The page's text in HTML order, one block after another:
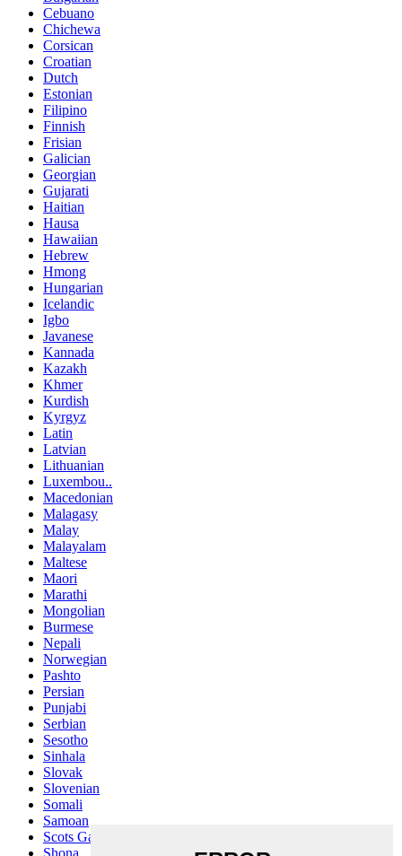
Cebuano
Chichewa
Corsican
Croatian
Dutch
Estonian
Filipino
Finnish
Frisian
Galician
Georgian
Gujarati
Haitian
Hausa
Hawaiian
Hebrew
Hmong
Hungarian
Icelandic
Igbo
Javanese
Kannada
Kazakh
Khmer
Kurdish
Kyrgyz
Latin
Latvian
Lithuanian
Luxembou..
Macedonian
Malagasy
Malay
Malayalam
Maltese
Maori
Marathi
Mongolian
Burmese
Nepali
Norwegian
Pashto
Persian
Punjabi
Serbian
Sesotho
Sinhala
Slovak
Slovenian
Somali
Samoan
Scots Gaelic
Shona